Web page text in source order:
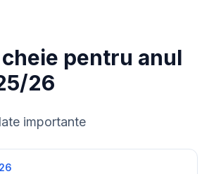
pentru anul
26
importante